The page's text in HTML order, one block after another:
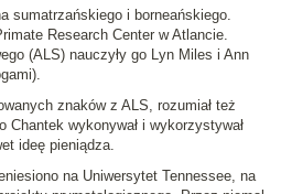
sumatrzańskiego i borneańskiego.
Research Center w Atlancie.
(ALS) nauczyły go Lyn Miles i Ann
znaków z ALS, rozumiał też
wykonywał i wykorzystywał
ideę pieniądza.
na Uniwersytet Tennessee, na